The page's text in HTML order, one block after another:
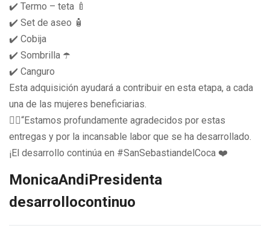
✔️ Termo – teta 🍼
✔️ Set de aseo 🧴
✔️ Cobija
✔️ Sombrilla ☂️
✔️ Canguro
Esta adquisición ayudará a contribuir en esta etapa, a cada
una de las mujeres beneficiarias.
👉🏻“Estamos profundamente agradecidos por estas
entregas y por la incansable labor que se ha desarrollado.
¡El desarrollo continúa en #SanSebastiandelCoca ❤️
MonicaAndiPresidenta
desarrollocontinuo